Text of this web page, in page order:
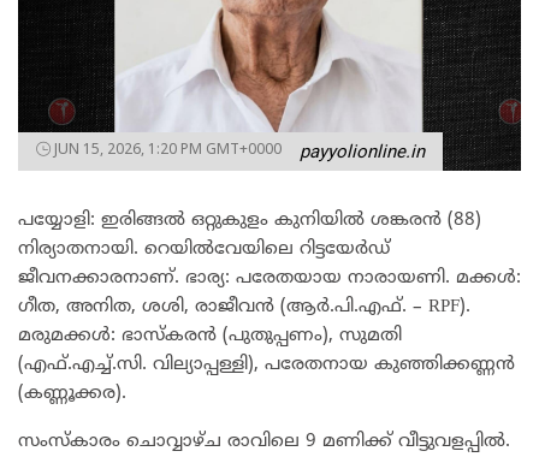
JUN 15, 2026, 1:20 PM GMT+0000 payyolionline.in
പയ്യോളി: ഇരിങ്ങൽ ഒറ്റുകുളം കുനിയിൽ ശങ്കരൻ (88)
നിര്യാതനായി. റെയിൽവേയിലെ റിട്ടയേർഡ്
ജീവനക്കാരനാണ്. ഭാര്യ: പരേതയായ നാരായണി. മക്കൾ:
ഗീത, അനിത, ശശി, രാജീവൻ (ആർ.പി.എഫ്. – RPF).
മരുമക്കൾ: ഭാസ്കരൻ (പുതുപ്പണം), സുമതി
(എഫ്.എച്ച്.സി. വില്യാപ്പള്ളി), പരേതനായ കുഞ്ഞിക്കണ്ണൻ
(കണ്ണൂക്കര).
​സംസ്കാരം ചൊവ്വാഴ്ച രാവിലെ 9 മണിക്ക് വീട്ടുവളപ്പിൽ.